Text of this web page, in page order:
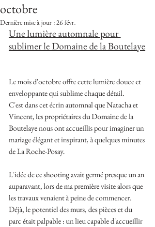
octobre
Dernière mise à jour :26 févr.
Une lumière automnale pour
sublimer le Domaine de la Boutelaye
Le mois d'octobre offre cette lumière douce et
enveloppante qui sublime chaque détail.
C'est dans cet écrin automnal que Natacha et
Vincent, les propriétaires du Domaine de la
Boutelaye nous ont accueillis pour imaginer un
mariage élégant et inspirant, à quelques minutes
de La Roche-Posay.
L'idée de ce shooting avait germé presque un an
auparavant, lors de ma première visite alors que
les travaux venaient à peine de commencer.
Déjà, le potentiel des murs, des pièces et du
parc était palpable : un lieu capable d'accueillir